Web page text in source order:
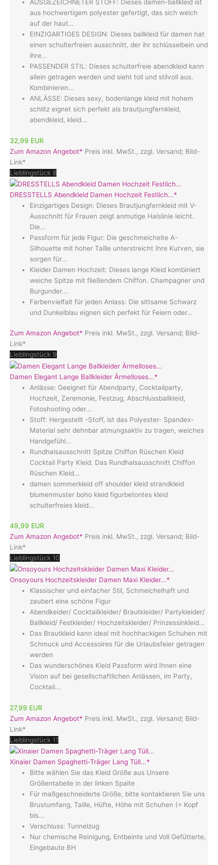
AUSGEZEICHNETER STOFF: Dieses damen-ballkleid ist
aus hochwertigem polyester gefertigt, das sich weich
auf der haut...
EINZIGARTIGES DESIGN: Dieses ballkleid für damen hat
einen schulterfreien ausschnitt, der ihr schlüsselbein und
ihre...
PASSENDER STIL: Dieses schulterfreie abendkleid kann
allein getragen werden und sieht toll und stilvoll aus.
Kombinieren...
ANLÄSSE: Dieses sexy, bodenlange kleid mit hohem
schlitz eignet sich perfekt als brautjungfernkleid,
abendkleid, kleid...
32,99 EUR
Zum Amazon Angebot* Preis inkl. MwSt., zzgl. Versand; Bild-
Link*
Lieblingstück 8
DRESSTELLS Abendkleid Damen Hochzeit Festlich...*
Einzigartiges Design: Dieses Brautjungfernkleid mit V-
Ausschnitt für Frauen zeigt anmutige Halslinie leicht.
Die...
Passform für jede Figur: Die geschmeichelte A-
Silhouette mit hoher Taille unterstreicht Ihre Kurven, sie
sorgen für...
Kleider Damen Hochzeit: Dieses lange Kleid kombiniert
weiche Spitze mit fließendem Chiffon. Champagner und
Burgunder...
Farbenvielfalt für jeden Anlass: Die sittsame Schwarz
und Dunkelblau eignen sich perfekt für Feiern oder...
Zum Amazon Angebot* Preis inkl. MwSt., zzgl. Versand; Bild-
Link*
Lieblingstück 9
Damen Elegant Lange Ballkleider Ärmelloses...*
Anlässe: Geeignet für Abendparty, Cocktailparty,
Hochzeit, Zeremonie, Festzug, Abschlussballkleid,
Fotoshooting oder...
Stoff: Hergestellt -Stoff, ist das Polyester- Spandex-
Material sehr dehnbar atmungsaktiv zu tragen, weiches
Handgefühl...
Rundhalsausschnitt Spitze Chiffon Rüschen Kleid
Cocktail Party Kleid. Das Rundhalsausschnitt Chiffon
Rüschen Kleid...
damen sommerkleid off shoulder kleid strandkleid
blumenmuster boho kleid figurbetontes kleid
schulterfreies kleid...
49,99 EUR
Zum Amazon Angebot* Preis inkl. MwSt., zzgl. Versand; Bild-
Link*
Lieblingstück 10
Onsoyours Hochzeitskleider Damen Maxi Kleider...*
Klassischer und einfacher Stil, Schmeichelhaft und
zaubert eine schöne Figur
Abendkeider/ Cocktailkleider/ Brautkleider/ Partykleider/
Ballkleid/ Festkleider/ Hochzeitskleider/ Prinzessinkleid...
Das Brautkleid kann ideal mit hochhackigen Schuhen mit
Schmuck und Accessoires für die Urlaubsfeier getragen
werden
Das wunderschönes Kleid Passform wird Ihnen eine
Vision auf bei gesellschaftlichen Anlässen, im Party,
Cocktail...
27,99 EUR
Zum Amazon Angebot* Preis inkl. MwSt., zzgl. Versand; Bild-
Link*
Lieblingstück 11
Xinaier Damen Spaghetti-Träger Lang Tüll...*
Bitte wählen Sie das Kleid Größe aus Unsere
Größentabelle in der linken Spalte
Für maßgeschneiderte Größe, bitte kontaktieren Sie uns
Brustumfang, Taille, Hüfte, Höhe mit Schuhen (= Kopf
bis...
Verschluss: Tunnelzug
Nur chemische Reinigung, Entbeinte und Voll Gefütterte,
Eingebaute BH